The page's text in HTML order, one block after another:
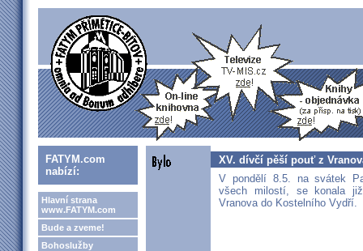
FATYM.com
nabízí:
Hlavní strana
www.FATYM.com
Bude a zveme!
Bohoslužby
XV. dívčí pěší pouť z
V pondělí 8.5. na svátek
všech milostí, se konala
Vranova do Kostelního Vydří.